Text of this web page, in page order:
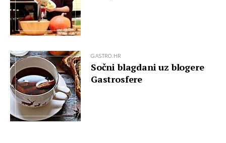
GASTRO.HR
Sočni blagdani uz blogere
Gastrosfere